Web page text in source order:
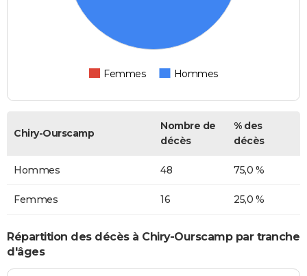
Femmes Hommes
Chiry-Ourscamp
Nombre de
décès
% des
décès
Hommes 48 75,0 %
Femmes 16 25,0 %
Répartition des décès à Chiry-Ourscamp par tranche
d'âges